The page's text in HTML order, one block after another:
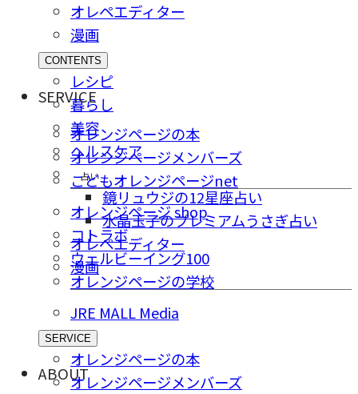
オレペエディター
漫画
CONTENTS
レシピ
暮らし
美容
ヘルスケア
占い
鏡リュウジの12星座占い
水晶玉子のプレミアムうさぎ占い
オレペエディター
漫画
SERVICE
オレンジページの本
オレンジページメンバーズ
こどもオレンジページnet
オレンジページ shop
コトラボ
ウェルビーイング100
オレンジページの学校
JRE MALL Media
SERVICE
オレンジページの本
オレンジページメンバーズ
ABOUT